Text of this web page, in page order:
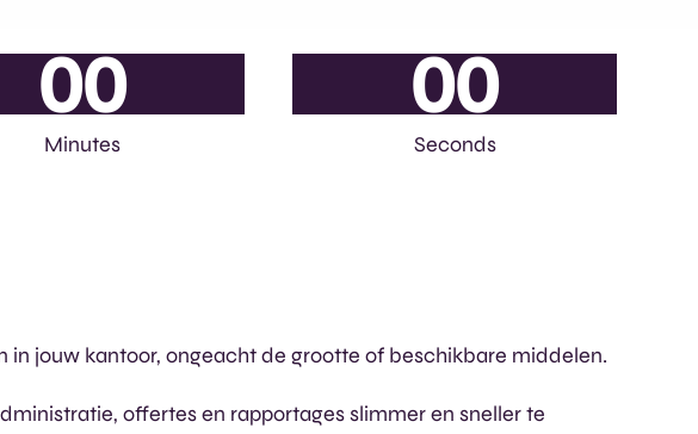
00
Minutes
00
Seconds
jouw kantoor, ongeacht de grootte of beschikbare middelen.
offertes en rapportages slimmer en sneller te